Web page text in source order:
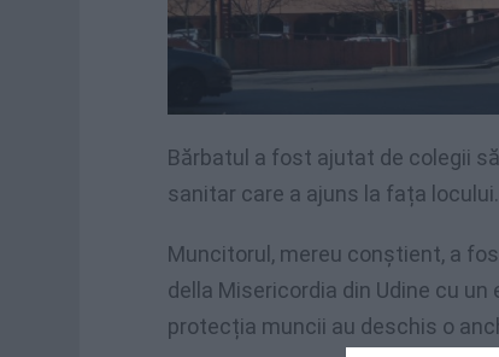
Bărbatul a fost ajutat de colegii
sanitar care a ajuns la fața locului.
Muncitorul, mereu conștient, a
della Misericordia din Udine cu
protecția muncii au deschis o